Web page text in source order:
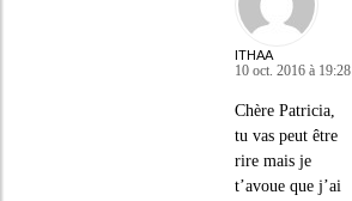
ITHAA
10 oct. 2016 à 19:28
Chère Patricia,
tu vas peut être
rire mais je
t’avoue que j’ai